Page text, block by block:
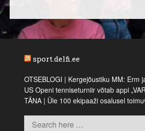
sport.delfi.ee
OTSEBLOGI | Kergejõustiku MM: Erm
US Openi tenniseturniir võtab appi
TÄNA | Üle 100 ekipaaži osalusel